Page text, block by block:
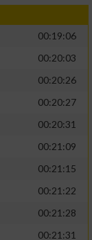
00:19:06
00:20:03
00:20:26
00:20:27
00:20:31
00:21:09
00:21:15
00:21:22
00:21:28
00:21:31